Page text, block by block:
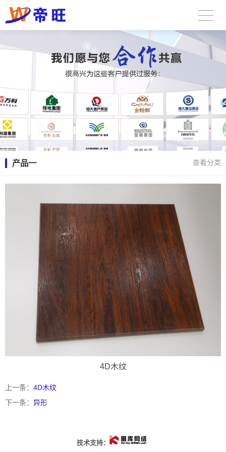
产品一 查看分类
4D木纹
上一条： 4D木纹
下一条： 异形
技术支持：